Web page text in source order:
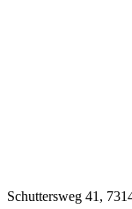
Schuttersweg 41,